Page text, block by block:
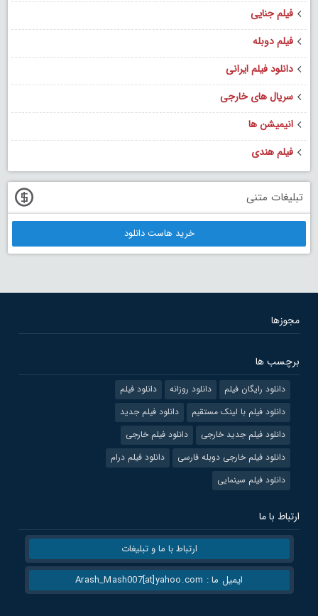
فیلم جنایی
فیلم دوبله
دانلود فیلم ایرانی
سریال های خارجی
انیمیشن ها
فیلم هندی
تبلیغات متنی
خرید هاست دانلود
مجوزها
برچسب ها
دانلود رایگان فیلم دانلود روزانه
دانلود فیلم
دانلود فیلم با لینک مستقیم
دانلود فیلم جدید
دانلود فیلم جدید خارجی
دانلود فیلم خارجی
دانلود فیلم خارجی دوبله فارسی
دانلود فیلم درام
دانلود فیلم سینمایی
ارتباط با ما
ارتباط با ما و تبلیغات
ایمیل ما : Arash_Mash007[at]yahoo.com